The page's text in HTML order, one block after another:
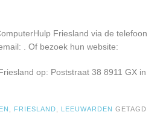
Friesland via de telefoon
. Of bezoek hun website:
op: Poststraat 38 8911 GX in
FRIESLAND LEEUWARDEN GETAGD